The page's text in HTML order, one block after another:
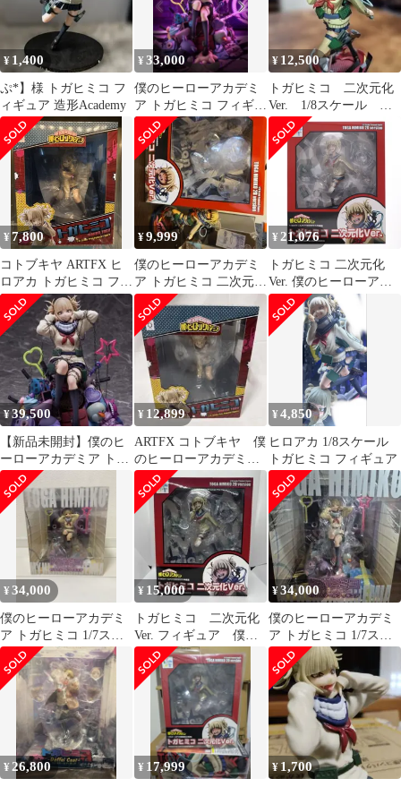
¥ 1,400
ぷ*】様 トガヒミコ フ
ィギュア 造形Academy
¥33,000
僕のヒーローアカデミ
ア トガヒミコ フィギュ
ア
¥ 12,500
トガヒミコ 二次元化
Ver. 1/8スケール フ
ィギュア ベルファイ
ン
¥7,800
コトブキヤ ARTFX ヒ
ロアカ トガヒミコ フィ
ギュア
¥9,999
僕のヒーローアカデミ
ア トガヒミコ 二次元彩
色ver. 1/8スケール
¥ 21,076
トガヒミコ 二次元化
Ver. 僕のヒーローアカ
デミア 1/8 完成品 フィ
ギュア(BF198) タカラ
トミー/ベルファイン
¥39,500
【新品未開封】僕のヒ
ーローアカデミア トガ
ヒミコ 1/7スケールフィ
ギュア
¥ 12,899
ARTFX コトブキヤ 僕
のヒーローアカデミ
ア トガヒミコ 1/8 フ
ィギュア
¥4,850
ヒロアカ 1/8スケール
トガヒミコ フィギュア
¥34,000
僕のヒーローアカデミ
ア トガヒミコ 1/7スケ
ールフィギュア
¥ 15,000
トガヒミコ 二次元化
Ver. フィギュア 僕の
ヒーローアカデミア
¥34,000
僕のヒーローアカデミ
ア トガヒミコ 1/7スケ
ールフィギュア
¥ 26,800 ¥ 17,999 ¥1,700